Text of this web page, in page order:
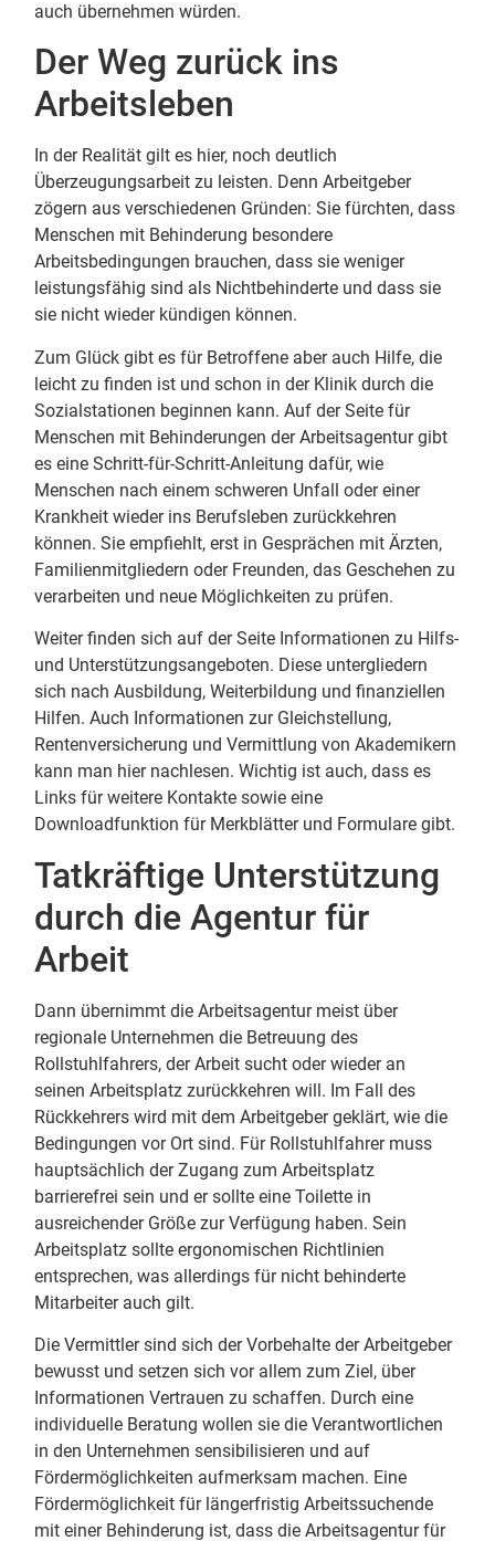
auch übernehmen würden.
Der Weg zurück ins
Arbeitsleben
In der Realität gilt es hier, noch deutlich
Überzeugungsarbeit zu leisten. Denn Arbeitgeber
zögern aus verschiedenen Gründen: Sie fürchten, dass
Menschen mit Behinderung besondere
Arbeitsbedingungen brauchen, dass sie weniger
leistungsfähig sind als Nichtbehinderte und dass sie
sie nicht wieder kündigen können.
Zum Glück gibt es für Betroffene aber auch Hilfe, die
leicht zu finden ist und schon in der Klinik durch die
Sozialstationen beginnen kann. Auf der Seite für
Menschen mit Behinderungen der Arbeitsagentur gibt
es eine Schritt-für-Schritt-Anleitung dafür, wie
Menschen nach einem schweren Unfall oder einer
Krankheit wieder ins Berufsleben zurückkehren
können. Sie empfiehlt, erst in Gesprächen mit Ärzten,
Familienmitgliedern oder Freunden, das Geschehen zu
verarbeiten und neue Möglichkeiten zu prüfen.
Weiter finden sich auf der Seite Informationen zu Hilfs-
und Unterstützungsangeboten. Diese untergliedern
sich nach Ausbildung, Weiterbildung und finanziellen
Hilfen. Auch Informationen zur Gleichstellung,
Rentenversicherung und Vermittlung von Akademikern
kann man hier nachlesen. Wichtig ist auch, dass es
Links für weitere Kontakte sowie eine
Downloadfunktion für Merkblätter und Formulare gibt.
Tatkräftige Unterstützung
durch die Agentur für
Arbeit
Dann übernimmt die Arbeitsagentur meist über
regionale Unternehmen die Betreuung des
Rollstuhlfahrers, der Arbeit sucht oder wieder an
seinen Arbeitsplatz zurückkehren will. Im Fall des
Rückkehrers wird mit dem Arbeitgeber geklärt, wie die
Bedingungen vor Ort sind. Für Rollstuhlfahrer muss
hauptsächlich der Zugang zum Arbeitsplatz
barrierefrei sein und er sollte eine Toilette in
ausreichender Größe zur Verfügung haben. Sein
Arbeitsplatz sollte ergonomischen Richtlinien
entsprechen, was allerdings für nicht behinderte
Mitarbeiter auch gilt.
Die Vermittler sind sich der Vorbehalte der Arbeitgeber
bewusst und setzen sich vor allem zum Ziel, über
Informationen Vertrauen zu schaffen. Durch eine
individuelle Beratung wollen sie die Verantwortlichen
in den Unternehmen sensibilisieren und auf
Fördermöglichkeiten aufmerksam machen. Eine
Fördermöglichkeit für längerfristig Arbeitssuchende
mit einer Behinderung ist, dass die Arbeitsagentur für